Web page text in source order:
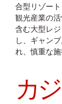
合型リゾー
観光産業の
含む大型レ
し、ギャン
れ、慎重な施
カ